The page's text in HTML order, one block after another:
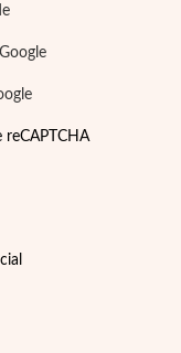
reCAPTCHA